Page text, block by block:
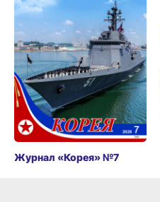
Журнал «Корея» №7